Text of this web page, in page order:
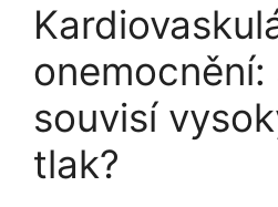
onemocnění:
souvisí
tlak?